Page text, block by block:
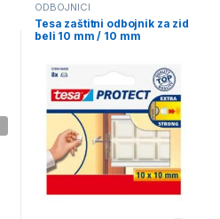
ODBOJNICI
Tesa zaštitni odbojnik za zid
beli 10 mm / 10 mm